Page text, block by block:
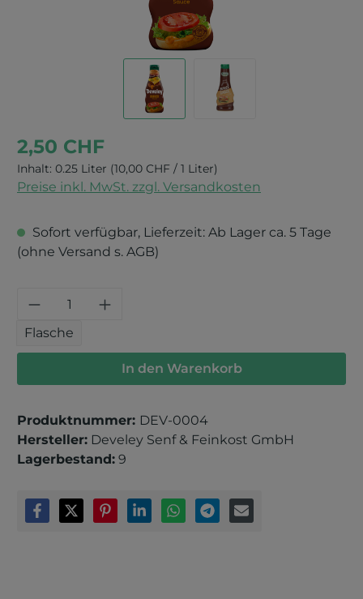
2,50 CHF
Inhalt: 0.25 Liter (10,00 CHF / 1 Liter)
Preise inkl. MwSt. zzgl. Versandkosten
Sofort verfügbar, Lieferzeit: Ab Lager ca. 5 Tage
(ohne Versand s. AGB)
Produkt Anzahl: Gib den
Flasche
In den Warenkorb
Produktnummer: DEV-0004
Hersteller: Develey Senf & Feinkost GmbH
Lagerbestand: 9